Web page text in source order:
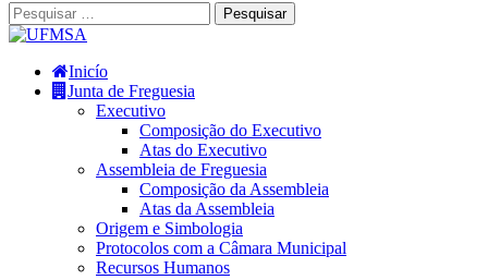
Pesquisar
por:
Inicío
Junta de Freguesia
Executivo
Composição do Executivo
Atas do Executivo
Assembleia de Freguesia
Composição da Assembleia
Atas da Assembleia
Origem e Simbologia
Protocolos com a Câmara Municipal
Recursos Humanos